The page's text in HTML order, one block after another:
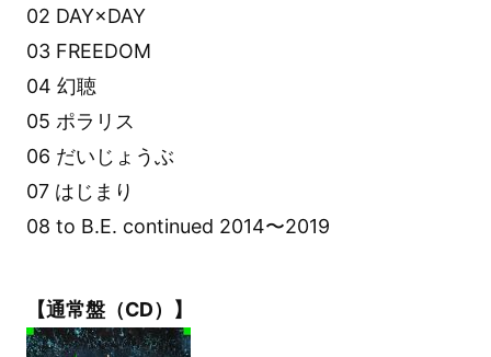
02 DAY×DAY
03 FREEDOM
04 幻聴
05 ポラリス
06 だいじょうぶ
07 はじまり
08 to B.E. continued 2014〜2019
【通常盤（CD）】